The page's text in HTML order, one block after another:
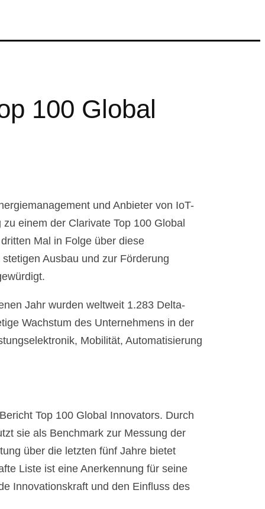
100 Global
und Anbieter von IoT-
einem der Clarivate Top 100 Global
Mal in Folge über diese
Ausbau und zur Förderung
Jahr wurden weltweit 1.283 Delta-
Wachstum des Unternehmens in der
Mobilität, Automatisierung
Top 100 Global Innovators. Durch
sie als Benchmark zur Messung der
über die letzten fünf Jahre bietet
Liste ist eine Anerkennung für seine
Innovationskraft und den Einfluss des